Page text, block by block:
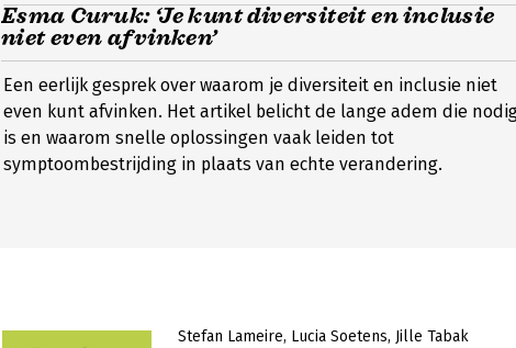
Esma Curuk: ‘Je kunt diversiteit en inclusie
niet even afvinken’
Een eerlijk gesprek over waarom je diversiteit en inclusie niet
even kunt afvinken. Het artikel belicht de lange adem die
is en waarom snelle oplossingen vaak leiden tot
symptoombestrijding in plaats van echte verandering.
Stefan Lameire Lucia Soetens Jille Tabak